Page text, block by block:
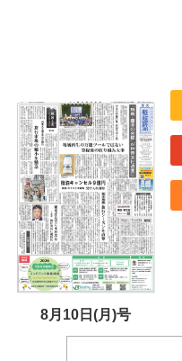
8月10日(月)号